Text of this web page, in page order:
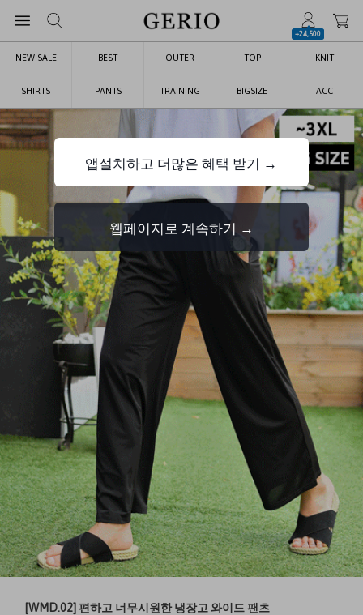
+24,500
NEW SALE BEST OUTER TOP KNIT
SHIRTS PANTS TRAINING BIGSIZE ACC
[WMD.02] 편하고 너무시원한 냉장고 와이드 팬츠
앱설치하고 더많은 혜택 받기 →
웹페이지로 계속하기 →